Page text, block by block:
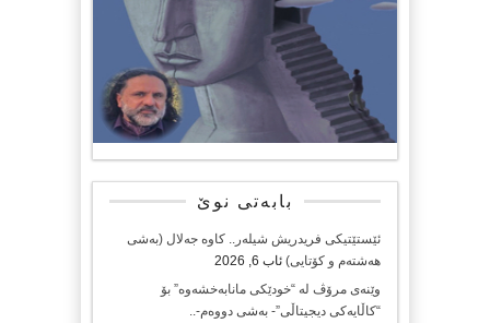
بابەتی نوێ
ئێستێتیکی فریدریش شیلەر.. کاوە جەلال (بەشی
هەشتەم و کۆتایی) ئاب 6, 2026
وێنەی مرۆڤ لە “خودێکی مانابەخشەوە” بۆ
“کاڵایەکی دیجیتاڵی”- بەشی دووەم-..